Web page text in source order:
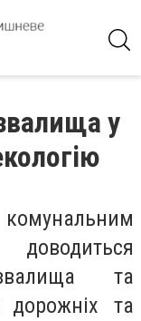
у
доводиться
та
дорожніх та